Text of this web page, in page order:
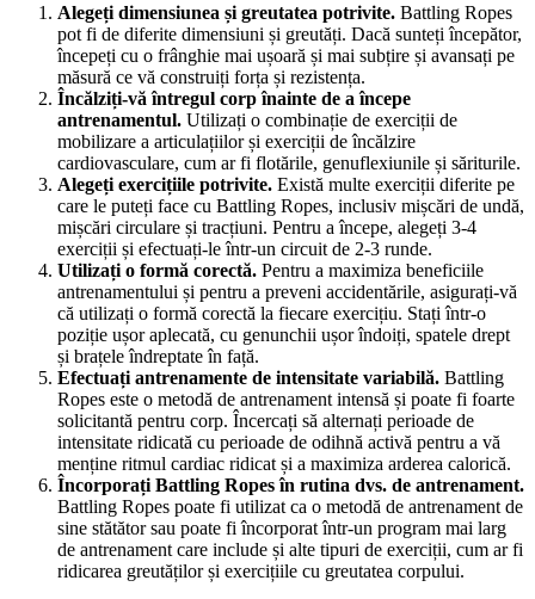
Alegeți dimensiunea și greutatea potrivite. Battling Ropes
pot fi de diferite dimensiuni și greutăți. Dacă sunteți începător,
începeți cu o frânghie mai ușoară și mai subțire și avansați pe
măsură ce vă construiți forța și rezistența.
Încălziți-vă întregul corp înainte de a începe
antrenamentul. Utilizați o combinație de exerciții de
mobilizare a articulațiilor și exerciții de încălzire
cardiovasculare, cum ar fi flotările, genuflexiunile și săriturile.
Alegeți exercițiile potrivite. Există multe exerciții diferite pe
care le puteți face cu Battling Ropes, inclusiv mișcări de undă,
mișcări circulare și tracțiuni. Pentru a începe, alegeți 3-4
exerciții și efectuați-le într-un circuit de 2-3 runde.
Utilizați o formă corectă. Pentru a maximiza beneficiile
antrenamentului și pentru a preveni accidentările, asigurați-vă
că utilizați o formă corectă la fiecare exercițiu. Stați într-o
poziție ușor aplecată, cu genunchii ușor îndoiți, spatele drept
și brațele îndreptate în față.
Efectuați antrenamente de intensitate variabilă. Battling
Ropes este o metodă de antrenament intensă și poate fi foarte
solicitantă pentru corp. Încercați să alternați perioade de
intensitate ridicată cu perioade de odihnă activă pentru a vă
menține ritmul cardiac ridicat și a maximiza arderea calorică.
Încorporați Battling Ropes în rutina dvs. de antrenament.
Battling Ropes poate fi utilizat ca o metodă de antrenament de
sine stătător sau poate fi încorporat într-un program mai larg
de antrenament care include și alte tipuri de exerciții, cum ar fi
ridicarea greutăților și exercițiile cu greutatea corpului.